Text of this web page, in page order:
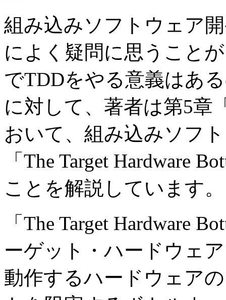
組み込みソフトウェア
によく疑問に思うこと
でTDDをやる意義はあ
に対して、著者は第5章
おいて、組み込みソフ
「The Target Hardware
ことを解説しています。
「The Target Hardware
ーゲット・ハードウェ
動作するハードウェア